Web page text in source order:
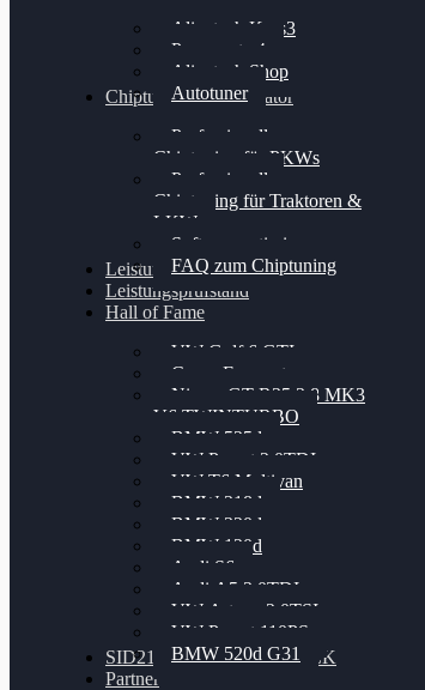
Alientech Kess3
Powergate 4
Alientech Shop
Autotuner
Chiptuning Konfigurator
Professionelles
Chiptuning für PKWs
Professionelles
Chiptuning für Traktoren &
LKW
Softwareoptimierung
FAQ zum Chiptuning
Leistungsmessung
Leistungsprüfstand
Hall of Fame
VW Golf 6 GTI
Cupra Formentor
Nissan GT-R35 3.8 MK3
V6 TWINTURBO
BMW 525d
VW Passat 2.0TDI
VW T6 Multivan
BMW 318d
BMW 320d
BMW 120d
Audi S6
Audi A5 3.0TDI
VW Arteon 2.0TSI
VW Passat 110PS
BMW 520d G31
SID212 / 212EVO UNLOCK
Partner